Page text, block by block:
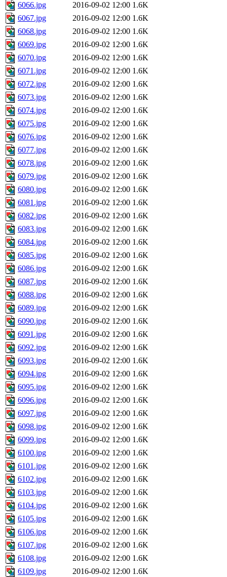
6066.jpg
2016-09-02 12:00 1.6K
6067.jpg
2016-09-02 12:00 1.6K
6068.jpg
2016-09-02 12:00 1.6K
6069.jpg
2016-09-02 12:00 1.6K
6070.jpg
2016-09-02 12:00 1.6K
6071.jpg
2016-09-02 12:00 1.6K
6072.jpg
2016-09-02 12:00 1.6K
6073.jpg
2016-09-02 12:00 1.6K
6074.jpg
2016-09-02 12:00 1.6K
6075.jpg
2016-09-02 12:00 1.6K
6076.jpg
2016-09-02 12:00 1.6K
6077.jpg
2016-09-02 12:00 1.6K
6078.jpg
2016-09-02 12:00 1.6K
6079.jpg
2016-09-02 12:00 1.6K
6080.jpg
2016-09-02 12:00 1.6K
6081.jpg
2016-09-02 12:00 1.6K
6082.jpg
2016-09-02 12:00 1.6K
6083.jpg
2016-09-02 12:00 1.6K
6084.jpg
2016-09-02 12:00 1.6K
6085.jpg
2016-09-02 12:00 1.6K
6086.jpg
2016-09-02 12:00 1.6K
6087.jpg
2016-09-02 12:00 1.6K
6088.jpg
2016-09-02 12:00 1.6K
6089.jpg
2016-09-02 12:00 1.6K
6090.jpg
2016-09-02 12:00 1.6K
6091.jpg
2016-09-02 12:00 1.6K
6092.jpg
2016-09-02 12:00 1.6K
6093.jpg
2016-09-02 12:00 1.6K
6094.jpg
2016-09-02 12:00 1.6K
6095.jpg
2016-09-02 12:00 1.6K
6096.jpg
2016-09-02 12:00 1.6K
6097.jpg
2016-09-02 12:00 1.6K
6098.jpg
2016-09-02 12:00 1.6K
6099.jpg
2016-09-02 12:00 1.6K
6100.jpg
2016-09-02 12:00 1.6K
6101.jpg
2016-09-02 12:00 1.6K
6102.jpg
2016-09-02 12:00 1.6K
6103.jpg
2016-09-02 12:00 1.6K
6104.jpg
2016-09-02 12:00 1.6K
6105.jpg
2016-09-02 12:00 1.6K
6106.jpg
2016-09-02 12:00 1.6K
6107.jpg
2016-09-02 12:00 1.6K
6108.jpg
2016-09-02 12:00 1.6K
6109.jpg
2016-09-02 12:00 1.6K